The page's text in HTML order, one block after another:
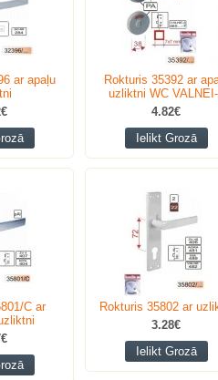
ar apaļu
Rokturis 35392 ar
uzliktni WC
4.82€
Ielikt Grozā
C ar
Rokturis 35802 ar
3.28€
Ielikt Grozā